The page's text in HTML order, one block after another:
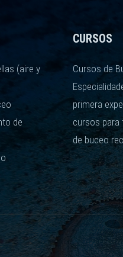
(aire y
de
CURSOS
Cursos de
primera
cursos
de buceo